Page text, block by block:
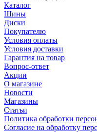
Каталог
Шины
Диски
Покупателю
Условия оплаты
Условия доставки
Гарантия на товар
Вопрос-ответ
Акции
О магазине
Новости
Магазины
Статьи
Политика обработки
Согласие на обработку